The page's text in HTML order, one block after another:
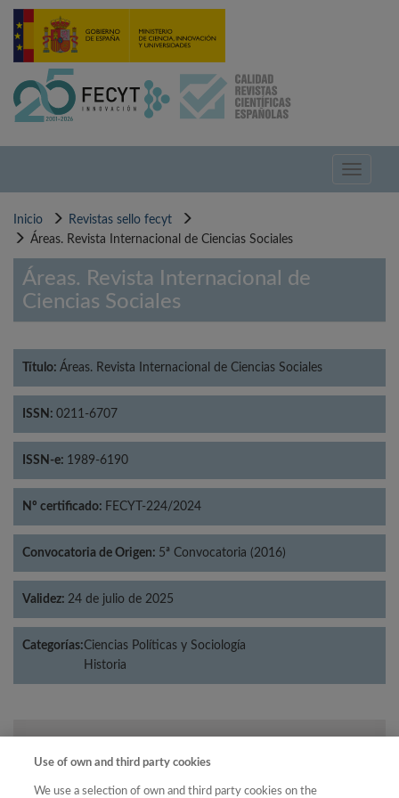
Pasar
contenido
Toggle
Inicio
Revistas sello fecyt
Áreas. Revista Internacional de Ciencias Sociales
Áreas. Revista Internacional de
Ciencias Sociales
Título: Áreas. Revista Internacional de Ciencias Sociales
ISSN: 0211-6707
ISSN-e: 1989-6190
Nº certificado: FECYT-224/2024
Convocatoria de Origen: 5ª Convocatoria (2016)
Validez: 24 de julio de 2025
Categorías:Ciencias Políticas y Sociología
Historia
Año
Use of own and third party cookies
We use a selection of own and third party cookies on the